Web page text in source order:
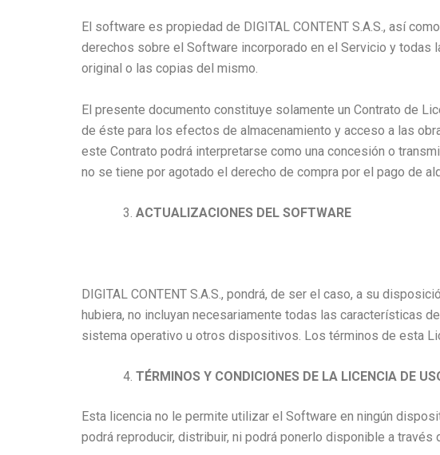
El software es propiedad de DIGITAL CONTENT S.A.S., así
derechos sobre el Software incorporado en el Servicio y
original o las copias del mismo.
El presente documento constituye solamente un Contrato de
de éste para los efectos de almacenamiento y acceso a las
este Contrato podrá interpretarse como una concesión o
no se tiene por agotado el derecho de compra por el pago de
ACTUALIZACIONES DEL SOFTWARE
DIGITAL CONTENT S.A.S., pondrá, de ser el caso, a su
hubiera, no incluyan necesariamente todas las características
sistema operativo u otros dispositivos. Los términos de esta
TÉRMINOS Y CONDICIONES DE LA LICENCIA DE
Esta licencia no le permite utilizar el Software en ningún
podrá reproducir, distribuir, ni podrá ponerlo disponible a través